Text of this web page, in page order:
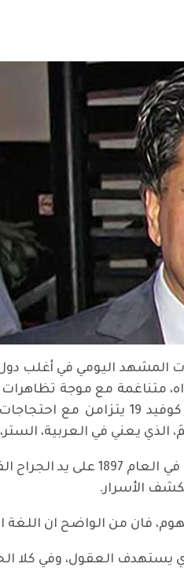
اليومي في أغلب دول
متناغمة مع موجة
ولعلها مصادفة، لا ميعاد،
يعني في العربية، الستر،
وقبْل الكمامة، التي
الأسرار.
فان من الواضح ان
يستهدف العقول، وفي كلا